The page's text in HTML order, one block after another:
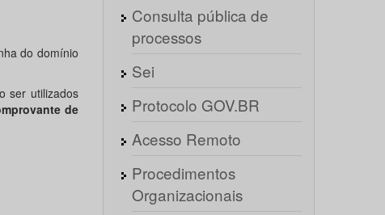
do domínio
ser utilizados
de
Consulta pública de
processos
Sei
Protocolo GOV.BR
Acesso Remoto
Procedimentos
Organizacionais